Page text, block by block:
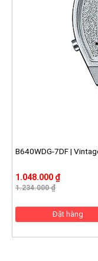
B640WDG-7DF |
1.048.000 ₫
1.234.000 ₫
Đặt hàng